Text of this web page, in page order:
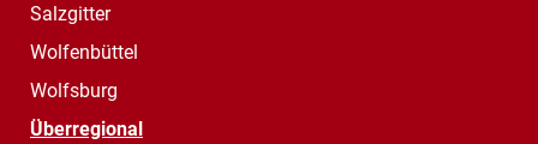
Salzgitter
Wolfenbüttel
Wolfsburg
Überregional